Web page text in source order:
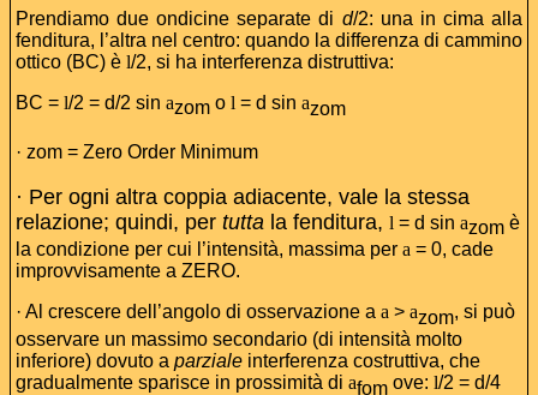
Prendiamo due ondicine separate di d/2: una in cima alla
fenditura, l’altra nel centro: quando la differenza di cammino
ottico (BC) è l/2, si ha interferenza distruttiva:
BC = l/2 = d/2 sin azom o l = d sin azom
· zom = Zero Order Minimum
· Per ogni altra coppia adiacente, vale la stessa
relazione; quindi, per tutta la fenditura, l = d sin azom è
la condizione per cui l’intensità, massima per a = 0, cade
improvvisamente a ZERO.
· Al crescere dell’angolo di osservazione a a > azom, si può
osservare un massimo secondario (di intensità molto
inferiore) dovuto a parziale interferenza costruttiva, che
gradualmente sparisce in prossimità di afom ove: l/2 = d/4